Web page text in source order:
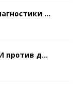
...
против д...